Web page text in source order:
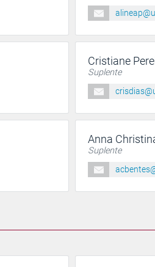
Cristiane
Suplente
Anna
Suplente